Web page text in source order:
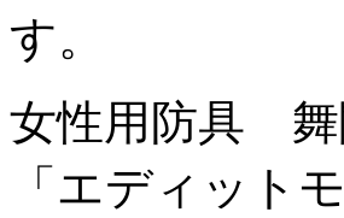
す。
女性用防具 舞
「エディット